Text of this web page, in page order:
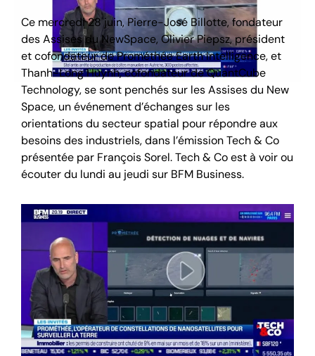
Ce mercredi 28 juin, Pierre-José Billotte, fondateur
des Assises du NewSpace, Olivier Piepsz, président
et cofondateur de Prométhée Earth Intelligence, et
Thanh-Long Huynh, cofondateur de QuantCube
Technology, se sont penchés sur les Assises du New
Space, un événement d’échanges sur les
orientations du secteur spatial pour répondre aux
besoins des industriels, dans l’émission Tech & Co
présentée par François Sorel. Tech & Co est à voir ou
écouter du lundi au jeudi sur BFM Business.